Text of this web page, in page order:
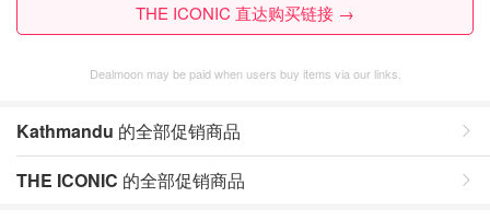
THE ICONIC 直达购买链接 →
Dealmoon may be paid when users buy items via our links.
Kathmandu 的全部促销商品
THE ICONIC 的全部促销商品